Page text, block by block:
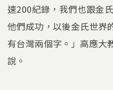
速200紀錄，我們也跟金
他們成功，以後金氏世界
有台灣兩個字。」高應大
說。